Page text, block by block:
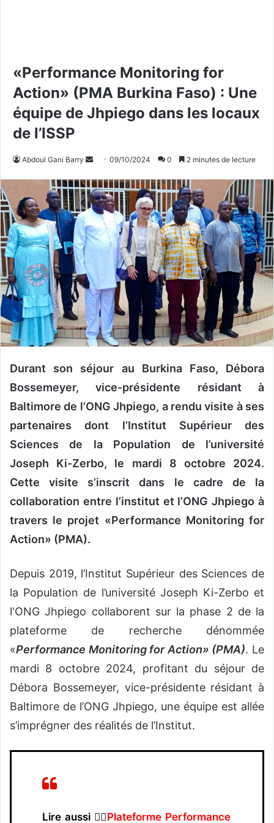
«Performance Monitoring for
Action» (PMA Burkina Faso) : Une
équipe de Jhpiego dans les locaux
de l’ISSP
Abdoul Gani Barry
v
o
y
e
r
c
o
u
r
i
09/10/2024 0 2 minutes de lecture
Durant son séjour au Burkina Faso, Débora
Bossemeyer, vice-présidente résidant à
Baltimore de l’ONG Jhpiego, a rendu visite à ses
partenaires dont l’Institut Supérieur des
Sciences de la Population de l’université
Joseph Ki-Zerbo, le mardi 8 octobre 2024.
Cette visite s’inscrit dans le cadre de la
collaboration entre l’institut et l’ONG Jhpiego à
travers le projet «Performance Monitoring for
Action» (PMA).
Depuis 2019, l’Institut Supérieur des Sciences de
la Population de l’université Joseph Ki-Zerbo et
l‘ONG Jhpiego collaborent sur la phase 2 de la
plateforme de recherche dénommée
«Performance Monitoring for Action» (PMA). Le
mardi 8 octobre 2024, profitant du séjour de
Débora Bossemeyer, vice-présidente résidant à
Baltimore de l’ONG Jhpiego, une équipe est allée
s’imprégner des réalités de l’Institut.
Lire aussi 👉🏿Plateforme Performance